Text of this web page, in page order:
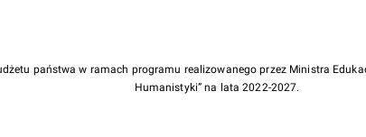
państwa w ramach programu realizowanego przez Ministra
Humanistyki” na lata 2022-2027.